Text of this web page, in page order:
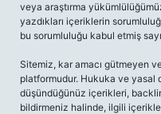
veya araştırma
yazdıkları içeriklerin
bu sorumluluğu kabul etmiş
Sitemiz, kar amacı gütmeyen
platformudur. Hukuka ve yasal
düşündüğünüz içerikleri,
bildirmeniz halinde, ilgili